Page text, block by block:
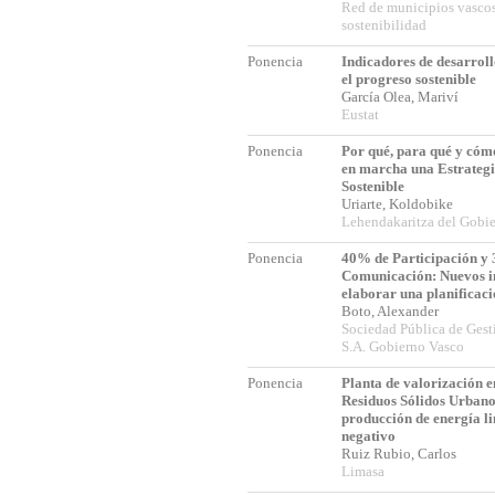
Red de municipios
sostenibilidad
Ponencia
Indicadores de
el progreso sostenible
García Olea, Mariví
Eustat
Ponencia
Por qué, para qué y
en marcha una
Sostenible
Uriarte, Koldobike
Lehendakaritza del
Ponencia
40% de Participación y
Comunicación: Nuevos
elaborar una
Boto, Alexander
Sociedad Pública de
S.A. Gobierno Vasco
Ponencia
Planta de valorización
Residuos Sólidos
producción de energía
negativo
Ruiz Rubio, Carlos
Limasa